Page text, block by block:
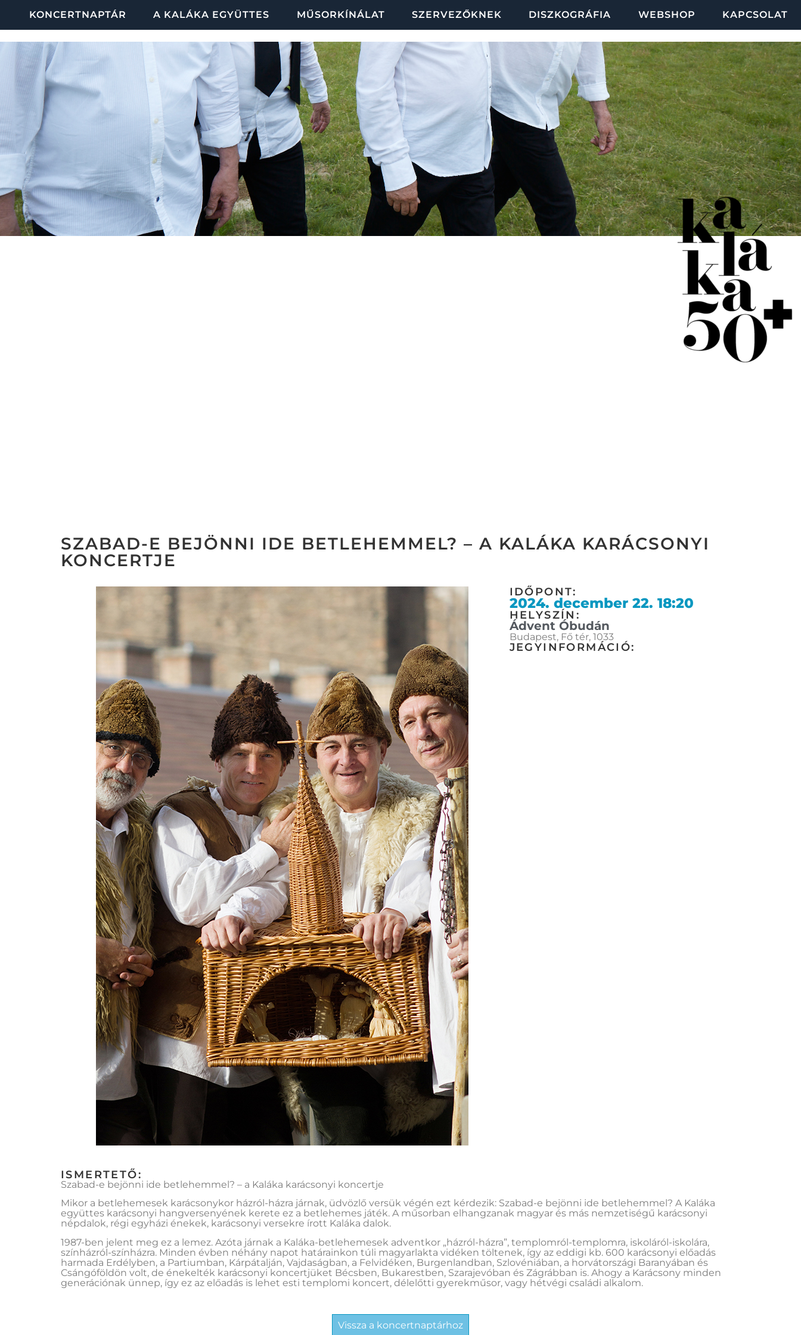
KONCERTNAPTÁR A KALÁKA EGYÜTTES MŰSORKÍNÁLAT SZERVEZŐKNEK DISZKOGRÁFIA WEBSHOP KAPCSOLAT
SZABAD-E BEJÖNNI IDE BETLEHEMMEL? – A KALÁKA KARÁCSONYI
KONCERTJE
IDŐPONT:
2024. december 22. 18:20
HELYSZÍN:
Ádvent Óbudán
Budapest, Fő tér, 1033
JEGYINFORMÁCIÓ:
ISMERTETŐ:
Szabad-e bejönni ide betlehemmel? – a Kaláka karácsonyi koncertje
Mikor a betlehemesek karácsonykor házról-házra járnak, üdvözlő versük végén ezt kérdezik: Szabad-e bejönni ide betlehemmel? A Kaláka
együttes karácsonyi hangversenyének kerete ez a betlehemes játék. A műsorban elhangzanak magyar és más nemzetiségű karácsonyi
népdalok, régi egyházi énekek, karácsonyi versekre írott Kaláka dalok.
1987-ben jelent meg ez a lemez. Azóta járnak a Kaláka-betlehemesek adventkor „házról-házra”, templomról-templomra, iskoláról-iskolára,
színházról-színházra. Minden évben néhány napot határainkon túli magyarlakta vidéken töltenek, így az eddigi kb. 600 karácsonyi előadás
harmada Erdélyben, a Partiumban, Kárpátalján, Vajdaságban, a Felvidéken, Burgenlandban, Szlovéniában, a horvátországi Baranyában és
Csángóföldön volt, de énekelték karácsonyi koncertjüket Bécsben, Bukarestben, Szarajevóban és Zágrábban is. Ahogy a Karácsony minden
generációnak ünnep, így ez az előadás is lehet esti templomi koncert, délelőtti gyerekműsor, vagy hétvégi családi alkalom.
Vissza a koncertnaptárhoz